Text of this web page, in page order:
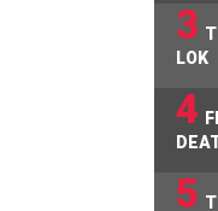
3
LOK
4
5